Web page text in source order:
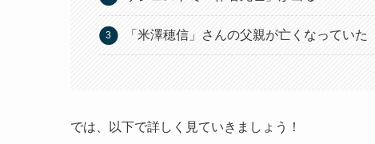
「米澤穂信」さんの父親が亡くなっていた
では、以下で詳しく見ていきましょう！